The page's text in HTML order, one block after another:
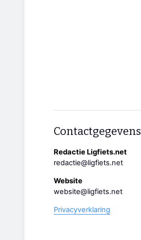
Contactgegevens
Redactie Ligfiets.net
redactie@ligfiets.net
Website
website@ligfiets.net
Privacyverklaring